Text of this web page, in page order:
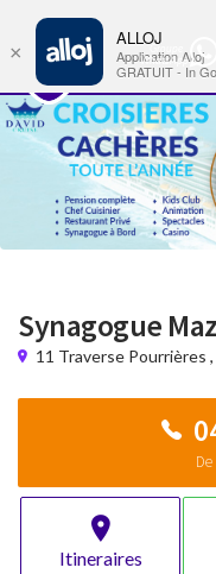
Groupe
WhatsApp
Synagogue
11 Traverse Pourrières ,
Itineraires
×
ALLOJ
Application Alloj
GRATUIT - In